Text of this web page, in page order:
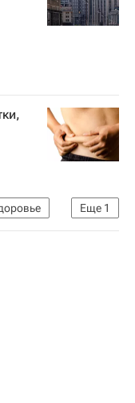
Еще 1